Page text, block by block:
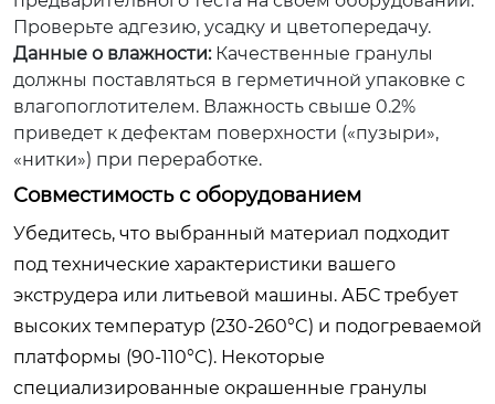
Проверьте адгезию, усадку и цветопередачу.
Данные о влажности:Качественные гранулы
должны поставляться в герметичной упаковке с
влагопоглотителем. Влажность свыше 0.2%
приведет к дефектам поверхности («пузыри»,
«нитки») при переработке.
Совместимость с оборудованием
Убедитесь, что выбранный материал подходит
под технические характеристики вашего
экструдера или литьевой машины. АБС требует
высоких температур (230-260°C) и подогреваемой
платформы (90-110°C). Некоторые
специализированные окрашенные гранулы